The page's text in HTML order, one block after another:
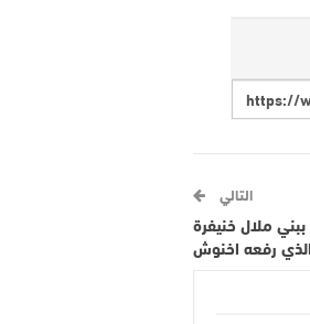
التالي
ملال خنيفرة
رفعه اخنوش